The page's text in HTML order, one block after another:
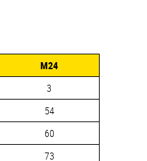
М24
3
54
60
73